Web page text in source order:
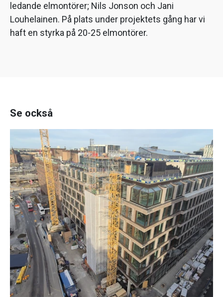
ledande elmontörer; Nils Jonson och Jani
Louhelainen. På plats under projektets gång har vi
haft en styrka på 20-25 elmontörer.
Se också